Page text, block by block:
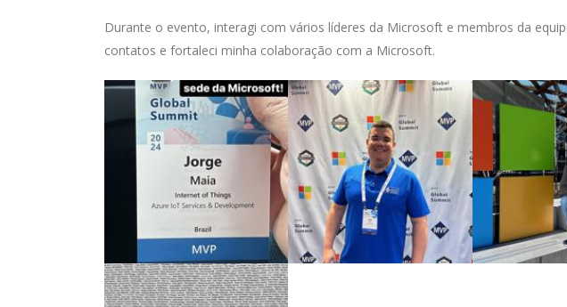
Durante o evento, interagi com vários líderes da Microsoft e membros da
contatos e fortaleci minha colaboração com a Microsoft.